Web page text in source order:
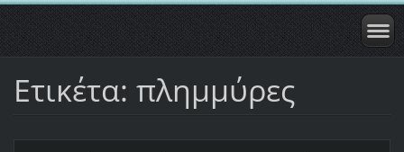
Ετικέτα: πλημμύρες